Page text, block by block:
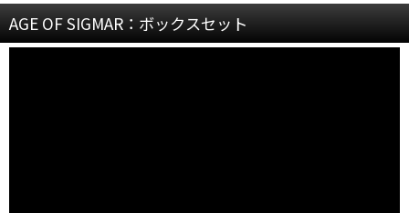
AGE OF SIGMAR：ボックスセット